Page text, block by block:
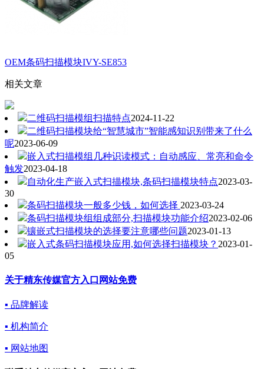
OEM条码扫描模块IVY-SE853
相关文章
二维码扫描模组扫描特点2024-11-22
二维码扫描模块给“智慧城市”智能感知识别带来了什么
呢2023-06-09
嵌入式扫描模组几种识读模式：自动感应、常亮和命令
触发2023-04-18
自动化生产嵌入式扫描模块,条码扫描模块特点2023-03-
30
条码扫描模块一般多少钱，如何选择 2023-03-24
条码扫描模块组组成部分,扫描模块功能介绍2023-02-06
镶嵌式扫描模块的选择要注意哪些问题2023-01-13
嵌入式条码扫描模块应用,如何选择扫描模块？ 2023-01-
05
关于精东传媒官方入口网站免费
▪ 品牌解读
▪ 机构简介
▪ 网站地图